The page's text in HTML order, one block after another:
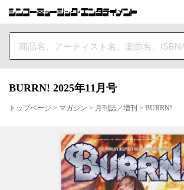
BURRN! 2025年11月号
トップページ > マガジン > 月刊誌／増刊 > BURRN!